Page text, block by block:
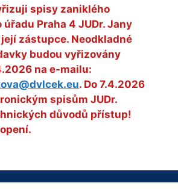
spisy zaniklého
Praha 4 JUDr. Jany
zástupce. Neodkladné
budou vyřizovány
na e-mailu:
. Do 7.4.2026
spisům JUDr.
důvodů přístup!